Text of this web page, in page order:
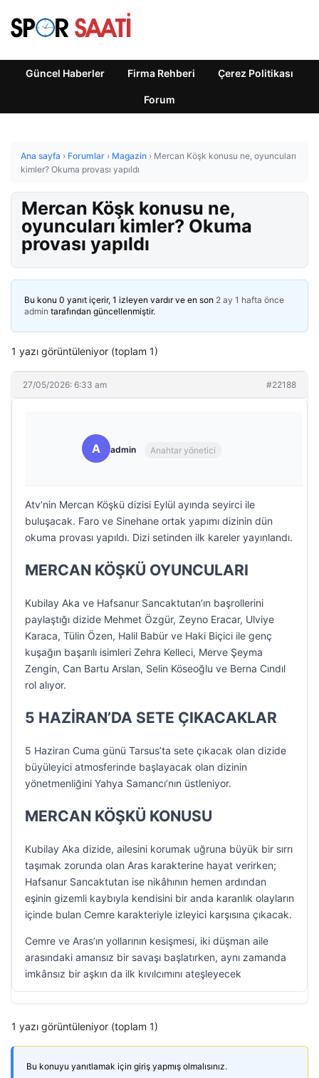
Güncel Haberler Firma Rehberi Çerez Politikası
Forum
Ana sayfa › Forumlar › Magazin › Mercan Köşk konusu ne, oyuncuları
kimler? Okuma provası yapıldı
Mercan Köşk konusu ne,
oyuncuları kimler? Okuma
provası yapıldı
Bu konu 0 yanıt içerir, 1 izleyen vardır ve en son 2 ay 1 hafta önce
admin tarafından güncellenmiştir.
1 yazı görüntüleniyor (toplam 1)
27/05/2026: 6:33 am #22188
A admin Anahtar yönetici
Atv’nin Mercan Köşkü dizisi Eylül ayında seyirci ile
buluşacak. Faro ve Sinehane ortak yapımı dizinin dün
okuma provası yapıldı. Dizi setinden ilk kareler yayınlandı.
MERCAN KÖŞKÜ OYUNCULARI
Kubilay Aka ve Hafsanur Sancaktutan’ın başrollerini
paylaştığı dizide Mehmet Özgür, Zeyno Eracar, Ulviye
Karaca, Tülin Özen, Halil Babür ve Haki Biçici ile genç
kuşağın başarılı isimleri Zehra Kelleci, Merve Şeyma
Zengin, Can Bartu Arslan, Selin Köseoğlu ve Berna Cındıl
rol alıyor.
5 HAZİRAN’DA SETE ÇIKACAKLAR
5 Haziran Cuma günü Tarsus’ta sete çıkacak olan dizide
büyüleyici atmosferinde başlayacak olan dizinin
yönetmenliğini Yahya Samancı’nın üstleniyor.
MERCAN KÖŞKÜ KONUSU
Kubilay Aka dizide, ailesini korumak uğruna büyük bir sırrı
taşımak zorunda olan Aras karakterine hayat verirken;
Hafsanur Sancaktutan ise nikâhının hemen ardından
eşinin gizemli kaybıyla kendisini bir anda karanlık olayların
içinde bulan Cemre karakteriyle izleyici karşısına çıkacak.
Cemre ve Aras’ın yollarının kesişmesi, iki düşman aile
arasındaki amansız bir savaşı başlatırken, aynı zamanda
imkânsız bir aşkın da ilk kıvılcımını ateşleyecek
1 yazı görüntüleniyor (toplam 1)
Bu konuyu yanıtlamak için giriş yapmış olmalısınız.